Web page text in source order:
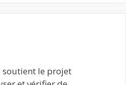
le projet